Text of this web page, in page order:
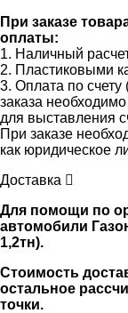
При заказе
оплаты:
1. Наличный
2. Пластиковыми
3. Оплата по
заказа
для выставления
При заказе
как юридическое
Доставка
Для помощи по
автомобили
1,2тн).
Стоимость
остальное
точки.